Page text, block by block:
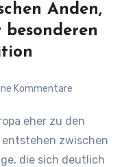
Anden,
Kommentare
entstehen zwischen
die sich deutlich